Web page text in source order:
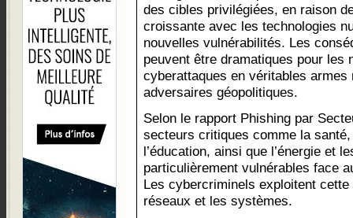
des cibles privilégiées, en raison
croissante avec les technologies
nouvelles vulnérabilités. Les
peuvent être dramatiques pour les
cyberattaques en véritables armes
adversaires géopolitiques.
Selon le rapport Phishing par
secteurs critiques comme la
l’éducation, ainsi que l’énergie et
particulièrement vulnérables face
Les cybercriminels exploitent
réseaux et les systèmes.